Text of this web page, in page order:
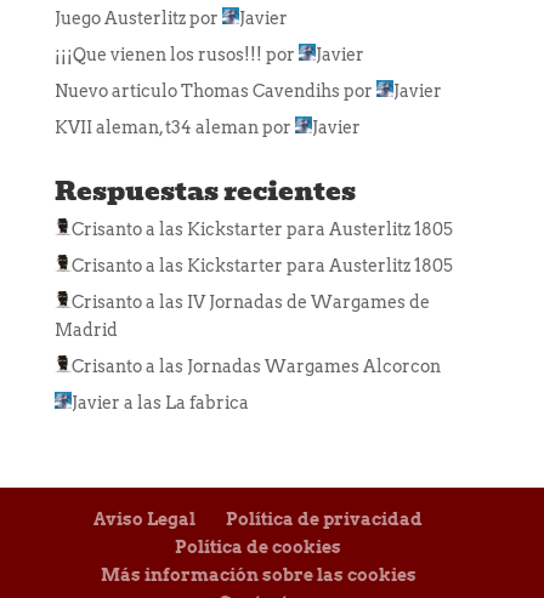
Juego Austerlitzpor
Javier
¡¡¡Que vienen los rusos!!! por
Javier
Nuevo articulo Thomas Cavendihspor
Javier
KVII aleman, t34 alemanpor Javier
Respuestas recientes
Crisantoa las Kickstarter para Austerlitz 1805
Crisantoa las Kickstarter para Austerlitz 1805
Crisantoa las IV Jornadas de Wargames de
Madrid
Crisantoa las Jornadas Wargames Alcorcon
Javier a las La fabrica
Aviso Legal
Política de privacidad
Política de cookies
Más información sobre las cookies